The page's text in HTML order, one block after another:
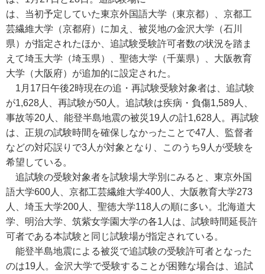
は、当初予定していた東京外国語大学（東京都）、京都工
芸繊維大学（京都府）に加え、被災地の金沢大学（石川
県）が指定されたほか、追試験受験許可者数の状況を踏ま
えて埼玉大学（埼玉県）、聖徳大学（千葉県）、大阪教育
大学（大阪府）が追加的に設定された。
1月17日午後2時現在の追・再試験受験対象者は、追試験
が1,628人、再試験が50人。追試験は疾病・負傷1,589人、
事故等20人、能登半島地震の被災19人の計1,628人。再試験
は、正規の試験時間を確保しなかったことで47人、監督者
などの対応誤りで3人が対象となり、このうち9人が受験を
希望している。
追試験の受験対象者を試験場大学別にみると、東京外国
語大学600人、京都工芸繊維大学400人、大阪教育大学273
人、埼玉大学200人、聖徳大学118人の順に多い。北海道大
学、明治大学、筑紫女学園大学の各1人は、試験時間延長許
可者である本試験と同じ試験場が指定されている。
能登半島地震による被災で追試験の受験許可者となった
のは19人。金沢大学で受験することが困難な場合は、追試